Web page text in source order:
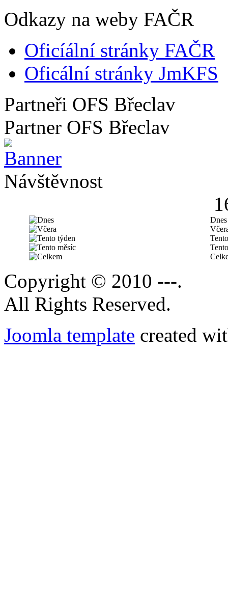
Odkazy na weby FAČR
Oficíální stránky FAČR
Oficální stránky JmKFS
Partneři OFS Břeclav
Partner OFS Břeclav
Návštěvnost
Dnes
Copyright © 2010 ---.
All Rights Reserved.
Joomla template created